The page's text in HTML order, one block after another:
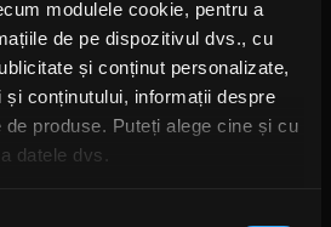
modulele cookie, pentru a
de pe dispozitivul dvs., cu
și conținut personalizate,
și conținutului, informații despre
produse. Puteți alege cine și cu
datele dvs.
YouTube , Bon Jovi
BON JOVI 2020